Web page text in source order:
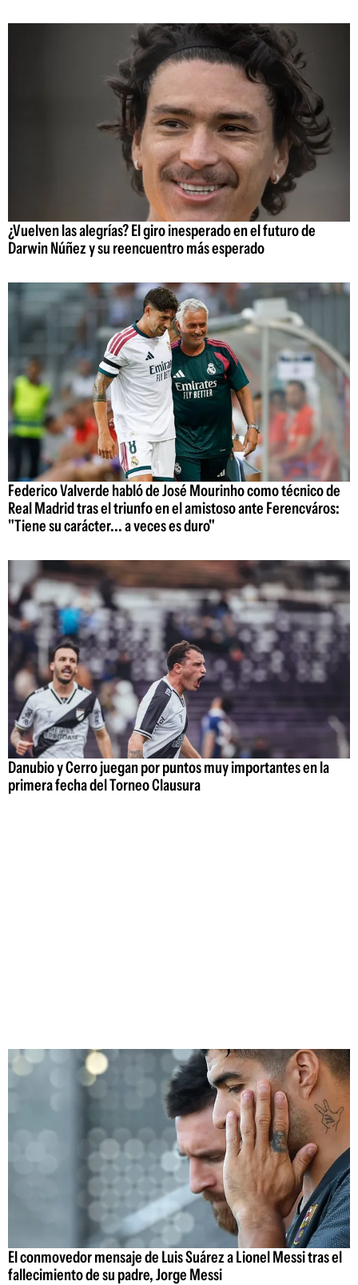
¿Vuelven las alegrías? El giro inesperado en el futuro de
Darwin Núñez y su reencuentro más esperado
Federico Valverde habló de José Mourinho como técnico de
Real Madrid tras el triunfo en el amistoso ante Ferencváros:
"Tiene su carácter... a veces es duro"
Danubio y Cerro juegan por puntos muy importantes en la
primera fecha del Torneo Clausura
El conmovedor mensaje de Luis Suárez a Lionel Messi tras el
fallecimiento de su padre, Jorge Messi